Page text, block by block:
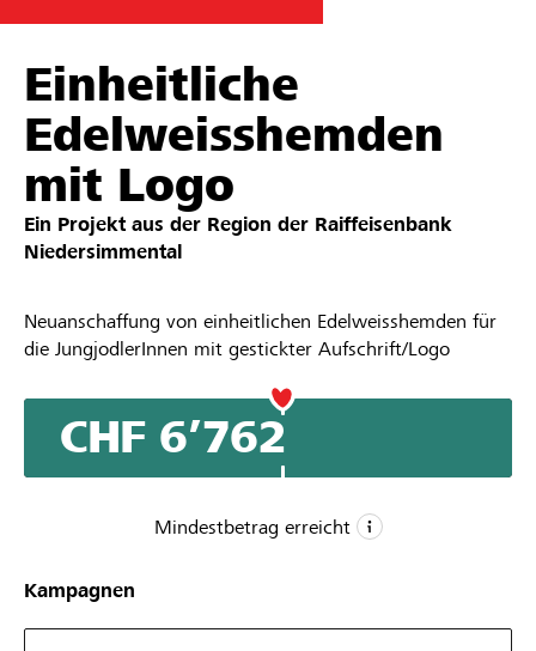
DE FR IT
Einheitliche
Edelweisshemden
mit Logo
Ein Projekt aus der Region der Raiffeisenbank
Niedersimmental
Neuanschaffung von einheitlichen Edelweisshemden für
die JungjodlerInnen mit gestickter Aufschrift/Logo
CHF 6’762
Mindestbetrag erreicht
CHF 3’200
Kampagnen